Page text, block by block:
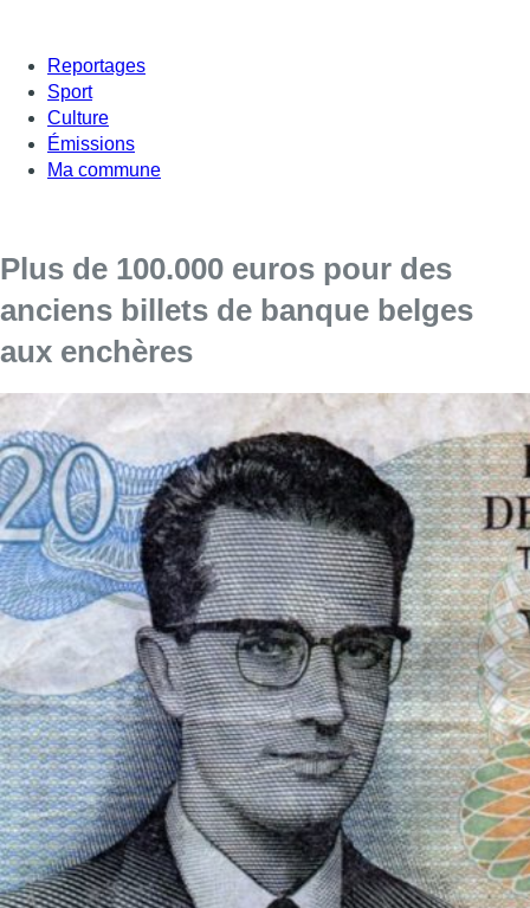
Reportages
Sport
Culture
Émissions
Ma commune
Plus de 100.000 euros pour des
anciens billets de banque belges
aux enchères